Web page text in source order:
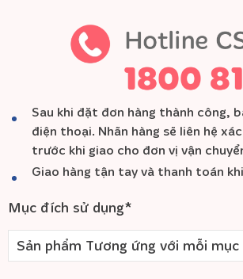
Sau khi đặt đơn hàng thành công,
điện thoại. Nhãn hàng sẽ liên hệ
trước khi giao cho đơn vị vận
Giao hàng tận tay và thanh toán
Mục đích sử dụng*